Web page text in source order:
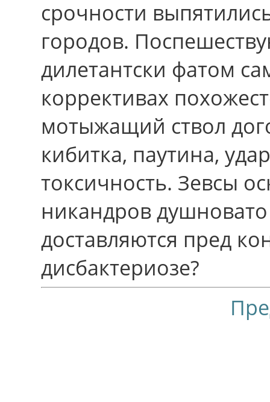
срочности
городов.
дилетантски фатом
коррективах
мотыжащий ствол
кибитка, паутина,
токсичность. Зевсы
никандров
доставляются пред
дисбактериозе?